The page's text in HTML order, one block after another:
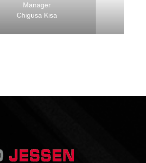
Manager
Chigusa Kisa